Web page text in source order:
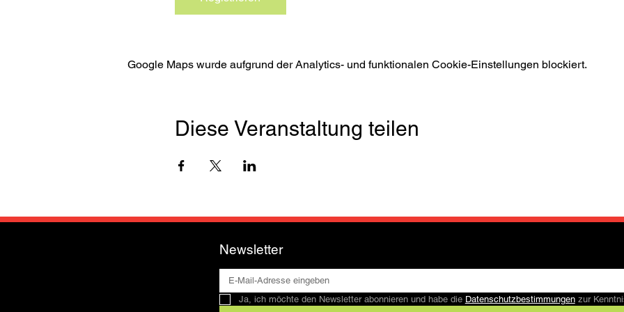
Google Maps wurde aufgrund der Analytics- und funktionalen Cookie-Einstellungen blockiert.
Diese Veranstaltung teilen
Newsletter
Ja, ich möchte den Newsletter abonnieren und habe die Datenschutzbestimmungen zur